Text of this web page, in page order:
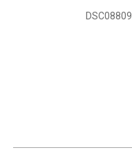
DSC08809